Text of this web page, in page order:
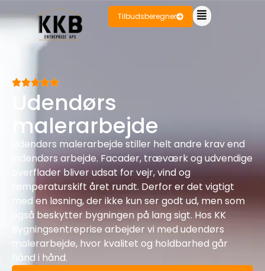
Tilbudsberegner
Udendørs
malerarbejde
Udendørs malerarbejde stiller helt andre krav end
indendørs arbejde. Facader, træværk og udvendige
overflader bliver udsat for vejr, vind og
temperaturskift året rundt. Derfor er det vigtigt
med en løsning, der ikke kun ser godt ud, men som
også beskytter bygningen på lang sigt. Hos KK
Bygningsentreprise arbejder vi med udendørs
malerarbejde, hvor kvalitet og holdbarhed går
hånd i hånd.